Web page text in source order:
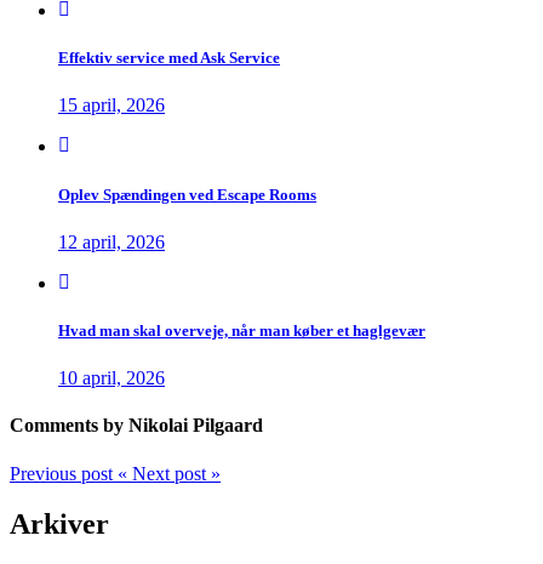
Effektiv service med Ask Service
15 april, 2026
Oplev Spændingen ved Escape Rooms
12 april, 2026
Hvad man skal overveje, når man køber et haglgevær
10 april, 2026
Comments by Nikolai Pilgaard
Previous post « Next post »
Arkiver